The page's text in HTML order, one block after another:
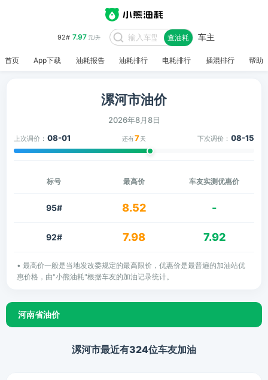
92# 7.97元/升 查油耗 车主
首页 App下载 油耗报告 油耗排行 电耗排行 插混排行 帮助
漯河市油价
2026年8月8日
上次调价： 08-01 还有7天 下次调价： 08-15
标号 最高价 车友实测优惠价
95# 8.52 -
92# 7.98 7.92
• 最高价一般是当地发改委规定的最高限价，优惠价是最普遍的加油站优
惠价格，由"小熊油耗"根据车友的加油记录统计。
河南省油价
漯河市最近有324位车友加油